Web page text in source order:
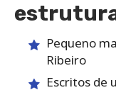
Pequeno
Ribeiro
Escritos de